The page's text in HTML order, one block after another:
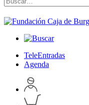
to
content
por:
TeleEntradas
Agenda
Acceder
a
perfil
Inspeccionar